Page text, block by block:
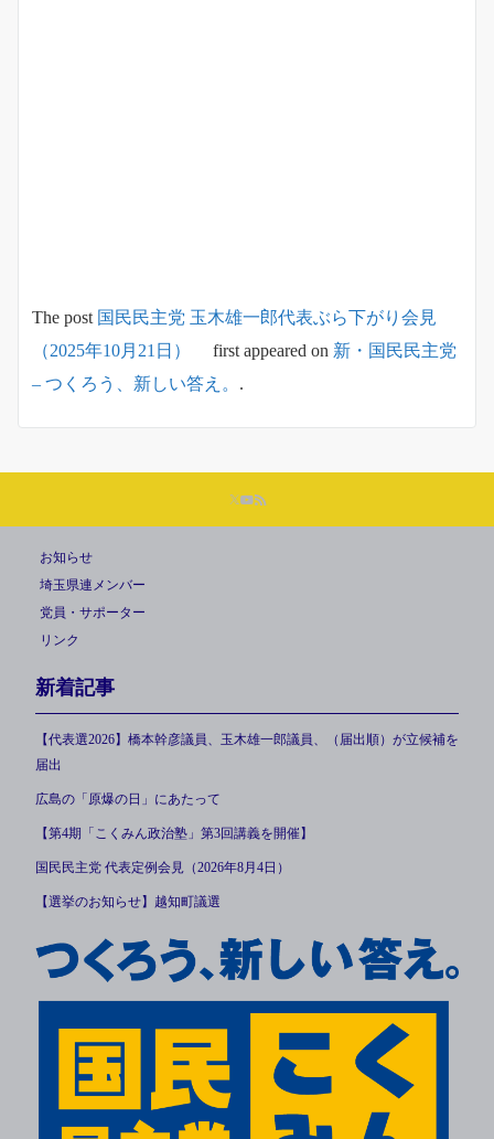
The post 国民民主党 玉木雄一郎代表ぶら下がり会見
（2025年10月21日）
first appeared on 新・国民民主党
– つくろう、新しい答え。 .
お知らせ
埼玉県連メンバー
党員・サポーター
リンク
新着記事
【代表選2026】橋本幹彦議員、玉木雄一郎議員、（届出順）が立候補を
届出
広島の「原爆の日」にあたって
【第4期「こくみん政治塾」第3回講義を開催】
国民民主党 代表定例会見（2026年8月4日）
【選挙のお知らせ】越知町議選